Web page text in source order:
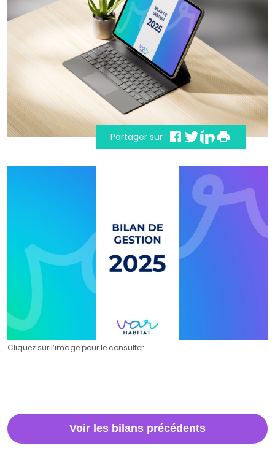
Partager sur :
Cliquez sur l’image pour le consulter
Voir les bilans précédents